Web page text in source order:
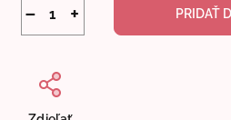
+
− PRIDAŤ